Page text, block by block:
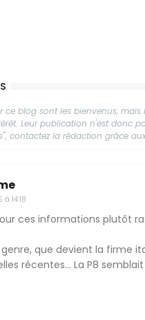
ce blog sont les bienvenus,
Leur publication n'est donc
contactez la rédaction grâce
14:18
ces informations plutôt
que devient la firme
récentes... La P8